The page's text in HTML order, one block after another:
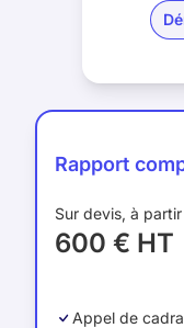
Rapport
Sur devis, à
600 € HT
Appel de